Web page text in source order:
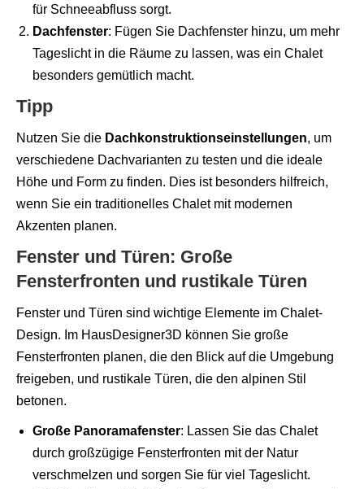
für Schneeabfluss sorgt.
Dachfenster: Fügen Sie Dachfenster hinzu, um mehr
Tageslicht in die Räume zu lassen, was ein Chalet
besonders gemütlich macht.
Tipp
Nutzen Sie die Dachkonstruktionseinstellungen, um
verschiedene Dachvarianten zu testen und die ideale
Höhe und Form zu finden. Dies ist besonders hilfreich,
wenn Sie ein traditionelles Chalet mit modernen
Akzenten planen.
Fenster und Türen: Große
Fensterfronten und rustikale Türen
Fenster und Türen sind wichtige Elemente im Chalet-
Design. Im HausDesigner3D können Sie große
Fensterfronten planen, die den Blick auf die Umgebung
freigeben, und rustikale Türen, die den alpinen Stil
betonen.
Große Panoramafenster: Lassen Sie das Chalet
durch großzügige Fensterfronten mit der Natur
verschmelzen und sorgen Sie für viel Tageslicht.